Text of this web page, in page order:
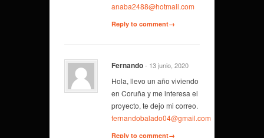
anaba2488@hotmail.com
Reply to comment→
Fernando- 13 junio, 2020
Hola, llevo un año viviendo
en Coruña y me interesa el
proyecto, te dejo mi correo.
fernandobalado04@gmail.com
Reply to comment→